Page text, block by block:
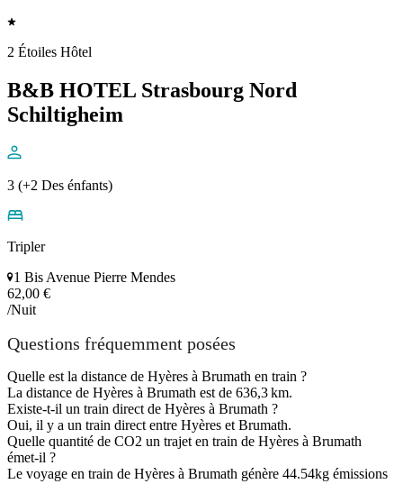
2 Étoiles Hôtel
B&B HOTEL Strasbourg Nord
Schiltigheim
3 (+2 Des énfants)
Tripler
1 Bis Avenue Pierre Mendes
62,00 €
/Nuit
Questions fréquemment posées
Quelle est la distance de Hyères à Brumath en train ?
La distance de Hyères à Brumath est de 636,3 km.
Existe-t-il un train direct de Hyères à Brumath ?
Oui, il y a un train direct entre Hyères et Brumath.
Quelle quantité de CO2 un trajet en train de Hyères à Brumath
émet-il ?
Le voyage en train de Hyères à Brumath génère 44.54kg émissions